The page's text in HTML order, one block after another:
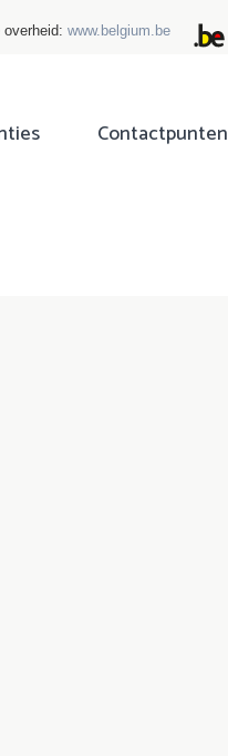
www.belgium.be
Contactpunten